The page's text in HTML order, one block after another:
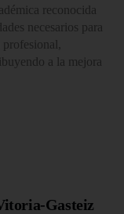
reconocida
necesarios para
a la mejora
Gasteiz